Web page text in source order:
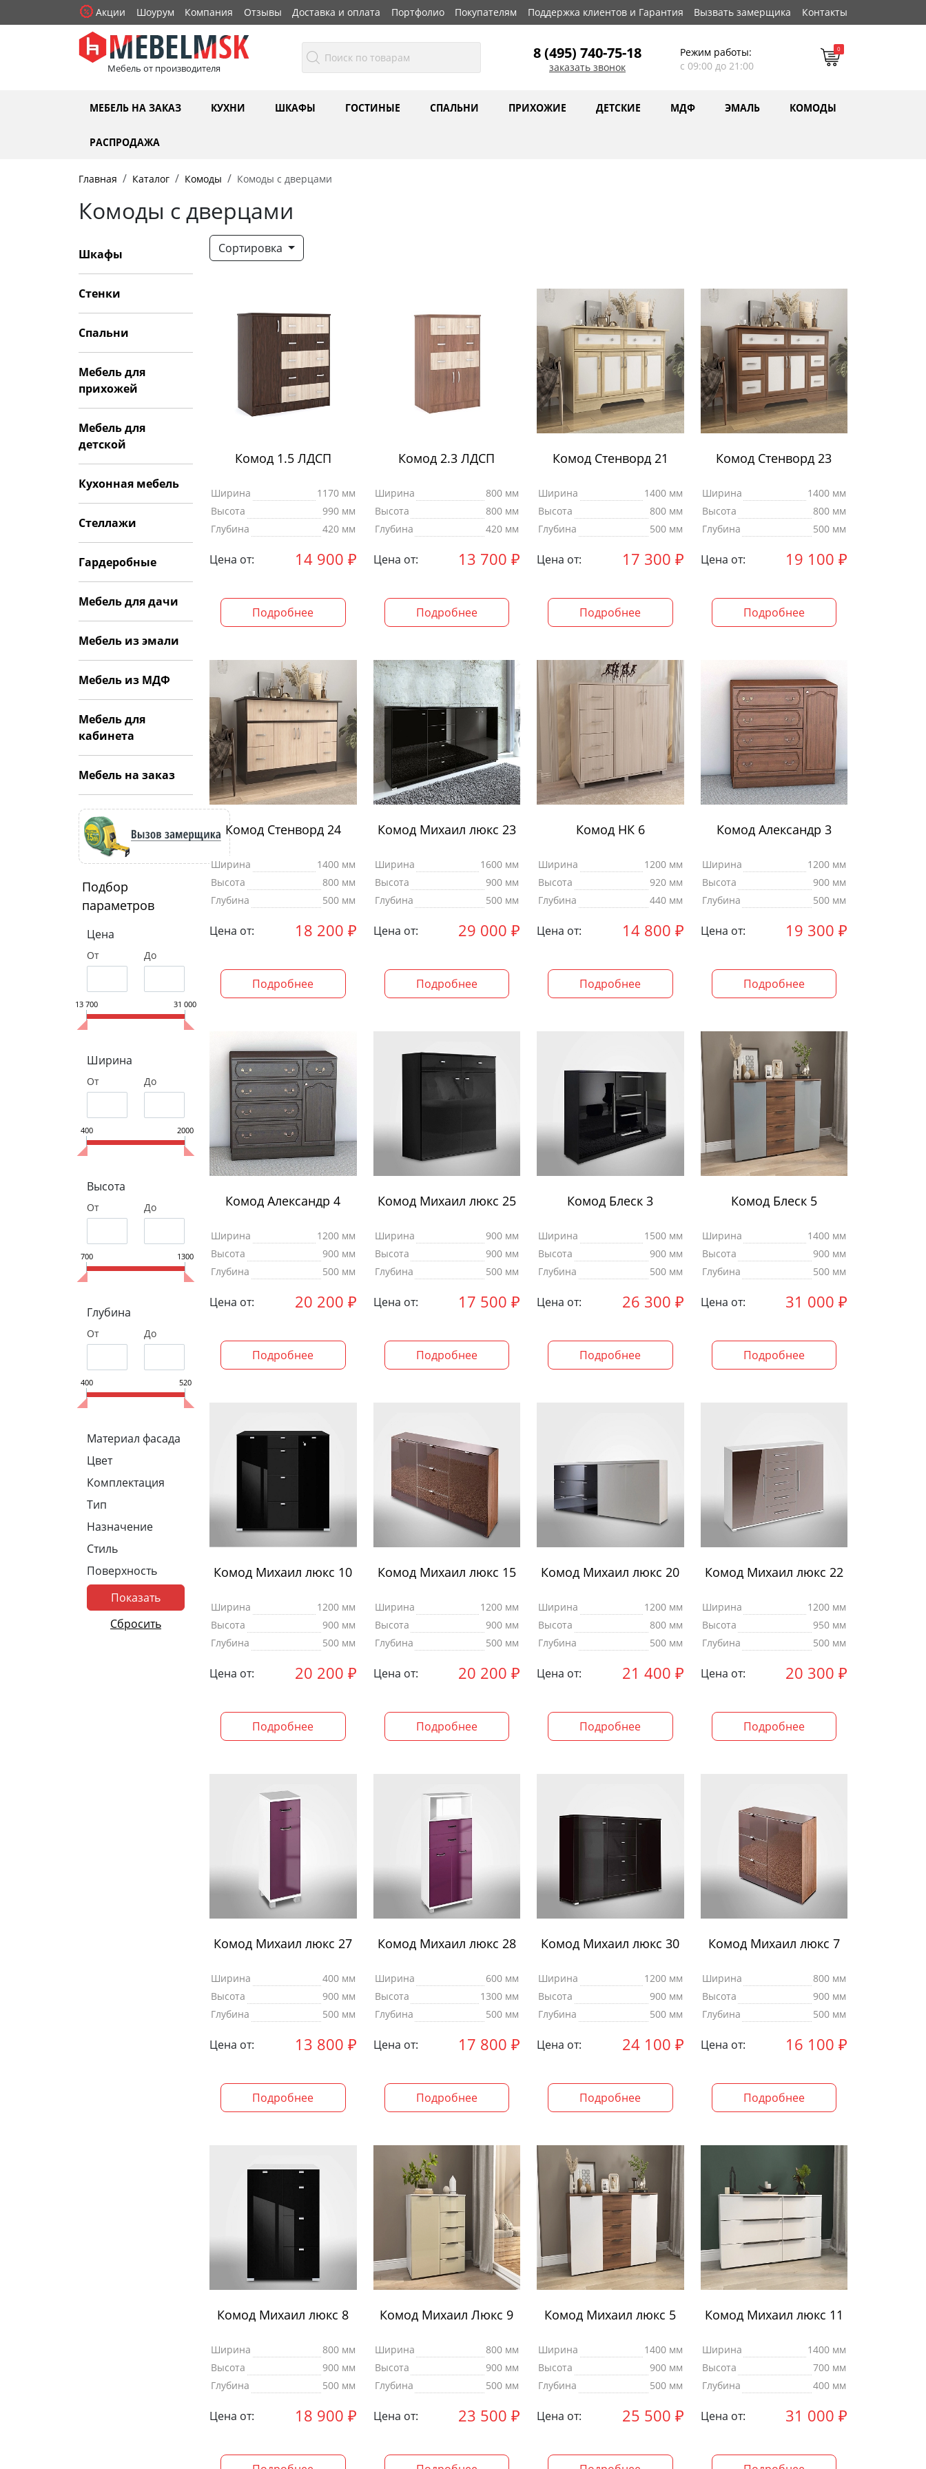
Акции Шоурум Компания Отзывы Доставка и оплата Портфолио Покупателям Поддержка клиентов и Гарантия Вызвать замерщика Контакты
Мебель от производителя
8 (495) 740-75-18
заказать звонок
Режим работы:
с 09:00 до 21:00
0
МЕБЕЛЬ НА ЗАКАЗ КУХНИ ШКАФЫ ГОСТИНЫЕ СПАЛЬНИ ПРИХОЖИЕ ДЕТСКИЕ МДФ ЭМАЛЬ КОМОДЫ
РАСПРОДАЖА
Главная Каталог Комоды Комоды с дверцами
Комоды с дверцами
Шкафы
Стенки
Спальни
Мебель для
прихожей
Мебель для
детской
Кухонная мебель
Стеллажи
Гардеробные
Мебель для дачи
Мебель из эмали
Мебель из МДФ
Мебель для
кабинета
Мебель на заказ
Подбор
параметров
Цена
От До
13 700 31 000
Ширина
От До
400 2000
Высота
От До
700 1300
Глубина
От До
400 520
Материал фасада
Цвет
Комплектация
Тип
Назначение
Стиль
Поверхность
Сортировка
Комод 1.5 ЛДСП
Ширина
1170 мм
Высота
990 мм
Глубина
420 мм
Цена от: 14 900 ₽
Подробнее
Комод 2.3 ЛДСП
Ширина
800 мм
Высота
800 мм
Глубина
420 мм
Цена от: 13 700 ₽
Подробнее
Комод Стенворд 21
Ширина
1400 мм
Высота
800 мм
Глубина
500 мм
Цена от: 17 300 ₽
Подробнее
Комод Стенворд 23
Ширина
1400 мм
Высота
800 мм
Глубина
500 мм
Цена от: 19 100 ₽
Подробнее
Комод Стенворд 24
Ширина
1400 мм
Высота
800 мм
Глубина
500 мм
Цена от: 18 200 ₽
Подробнее
Комод Михаил люкс 23
Ширина
1600 мм
Высота
900 мм
Глубина
500 мм
Цена от: 29 000 ₽
Подробнее
Комод НК 6
Ширина
1200 мм
Высота
920 мм
Глубина
440 мм
Цена от: 14 800 ₽
Подробнее
Комод Александр 3
Ширина
1200 мм
Высота
900 мм
Глубина
500 мм
Цена от: 19 300 ₽
Подробнее
Комод Александр 4
Ширина
1200 мм
Высота
900 мм
Глубина
500 мм
Цена от: 20 200 ₽
Подробнее
Комод Михаил люкс 25
Ширина
900 мм
Высота
900 мм
Глубина
500 мм
Цена от: 17 500 ₽
Подробнее
Комод Блеск 3
Ширина
1500 мм
Высота
900 мм
Глубина
500 мм
Цена от: 26 300 ₽
Подробнее
Комод Блеск 5
Ширина
1400 мм
Высота
900 мм
Глубина
500 мм
Цена от: 31 000 ₽
Подробнее
Комод Михаил люкс 10
Ширина
1200 мм
Высота
900 мм
Глубина
500 мм
Цена от: 20 200 ₽
Подробнее
Комод Михаил люкс 15
Ширина
1200 мм
Высота
900 мм
Глубина
500 мм
Цена от: 20 200 ₽
Подробнее
Комод Михаил люкс 20
Ширина
1200 мм
Высота
800 мм
Глубина
500 мм
Цена от: 21 400 ₽
Подробнее
Комод Михаил люкс 22
Ширина
1200 мм
Высота
950 мм
Глубина
500 мм
Цена от: 20 300 ₽
Подробнее
Комод Михаил люкс 27
Ширина
400 мм
Высота
900 мм
Глубина
500 мм
Цена от: 13 800 ₽
Подробнее
Комод Михаил люкс 28
Ширина
600 мм
Высота
1300 мм
Глубина
500 мм
Цена от: 17 800 ₽
Подробнее
Комод Михаил люкс 30
Ширина
1200 мм
Высота
900 мм
Глубина
500 мм
Цена от: 24 100 ₽
Подробнее
Комод Михаил люкс 7
Ширина
800 мм
Высота
900 мм
Глубина
500 мм
Цена от: 16 100 ₽
Подробнее
Комод Михаил люкс 8
Ширина
800 мм
Высота
900 мм
Глубина
500 мм
Цена от: 18 900 ₽
Комод Михаил Люкс 9
Ширина
800 мм
Высота
900 мм
Глубина
500 мм
Цена от: 23 500 ₽
Комод Михаил люкс 5
Ширина
1400 мм
Высота
900 мм
Глубина
500 мм
Цена от: 25 500 ₽
Комод Михаил люкс 11
Ширина
1400 мм
Высота
700 мм
Глубина
400 мм
Цена от: 31 000 ₽